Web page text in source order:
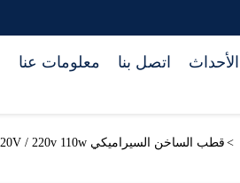
معلومات عنا اتصل بنا الأحداث
> قطب الساخن السيراميكي 120V / 220v 110w جزء بديل لـ Traeger